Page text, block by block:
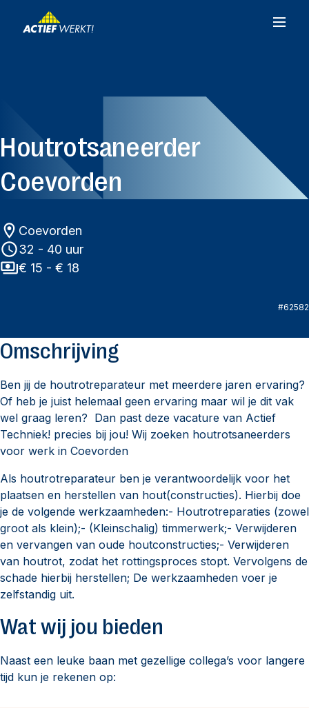
Houtrotsaneerder
Coevorden
Coevorden
32 - 40 uur
€ 15 - € 18
#62582
Omschrijving
Ben jij de houtrotreparateur met meerdere jaren ervaring?
Of heb je juist helemaal geen ervaring maar wil je dit vak
wel graag leren? Dan past deze vacature van Actief
Techniek! precies bij jou! Wij zoeken houtrotsaneerders
voor werk in Coevorden
Als houtrotreparateur ben je verantwoordelijk voor het
plaatsen en herstellen van hout(constructies). Hierbij doe
je de volgende werkzaamheden:- Houtrotreparaties (zowel
groot als klein);- (Kleinschalig) timmerwerk;- Verwijderen
en vervangen van oude houtconstructies;- Verwijderen
van houtrot, zodat het rottingsproces stopt. Vervolgens de
schade hierbij herstellen; De werkzaamheden voer je
zelfstandig uit.
Wat wij jou bieden
Naast een leuke baan met gezellige collega’s voor langere
tijd kun je rekenen op: